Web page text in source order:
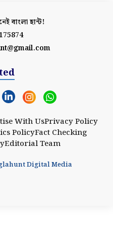
বাংলা হান্ট!
With UsPrivacy Policy
PolicyFact Checking
Editorial Team
Digital Media